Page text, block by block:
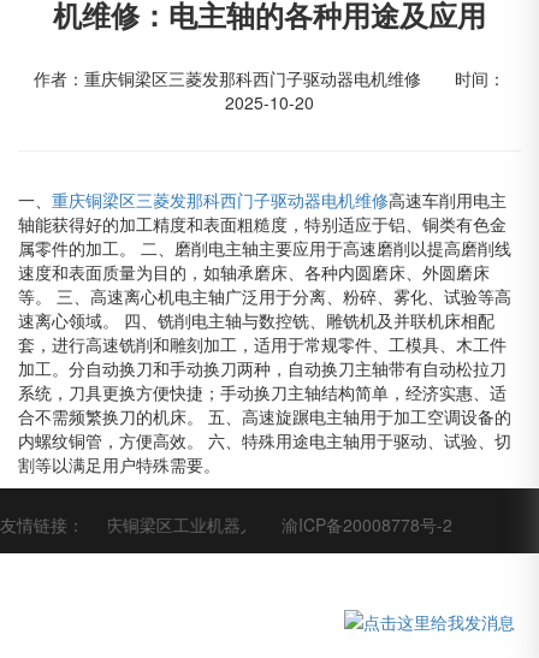
机维修：电主轴的各种用途及应用
作者：重庆铜梁区三菱发那科西门子驱动器电机维修 时间：
2025-10-20
一、 重庆铜梁区三菱发那科西门子驱动器电机维修高速车削用电主
轴能获得好的加工精度和表面粗糙度，特别适应于铝、铜类有色金
属零件的加工。 二、磨削电主轴主要应用于高速磨削以提高磨削线
速度和表面质量为目的，如轴承磨床、各种内圆磨床、外圆磨床
等。 三、高速离心机电主轴广泛用于分离、粉碎、雾化、试验等高
速离心领域。 四、铣削电主轴与数控铣、雕铣机及并联机床相配
套，进行高速铣削和雕刻加工，适用于常规零件、工模具、木工件
加工。分自动换刀和手动换刀两种，自动换刀主轴带有自动松拉刀
系统，刀具更换方便快捷；手动换刀主轴结构简单，经济实惠、适
合不需频繁换刀的机床。 五、高速旋蹍电主轴用于加工空调设备的
内螺纹铜管，方便高效。 六、特殊用途电主轴用于驱动、试验、切
割等以满足用户特殊需要。
友情链接：
机维修 重庆铜梁区工业机器人维修保养 重庆铜梁区高速主轴牧野
渝ICP备20008778号-2